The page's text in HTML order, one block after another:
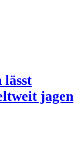
lässt
jagen